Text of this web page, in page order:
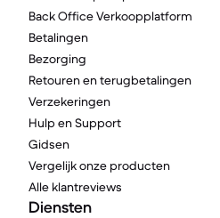
Back Office Verkoopplatform
Betalingen
Bezorging
Retouren en terugbetalingen
Verzekeringen
Hulp en Support
Gidsen
Vergelijk onze producten
Alle klantreviews
Diensten